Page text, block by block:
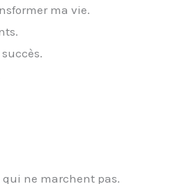
ma vie.
qui ne marchent pas.